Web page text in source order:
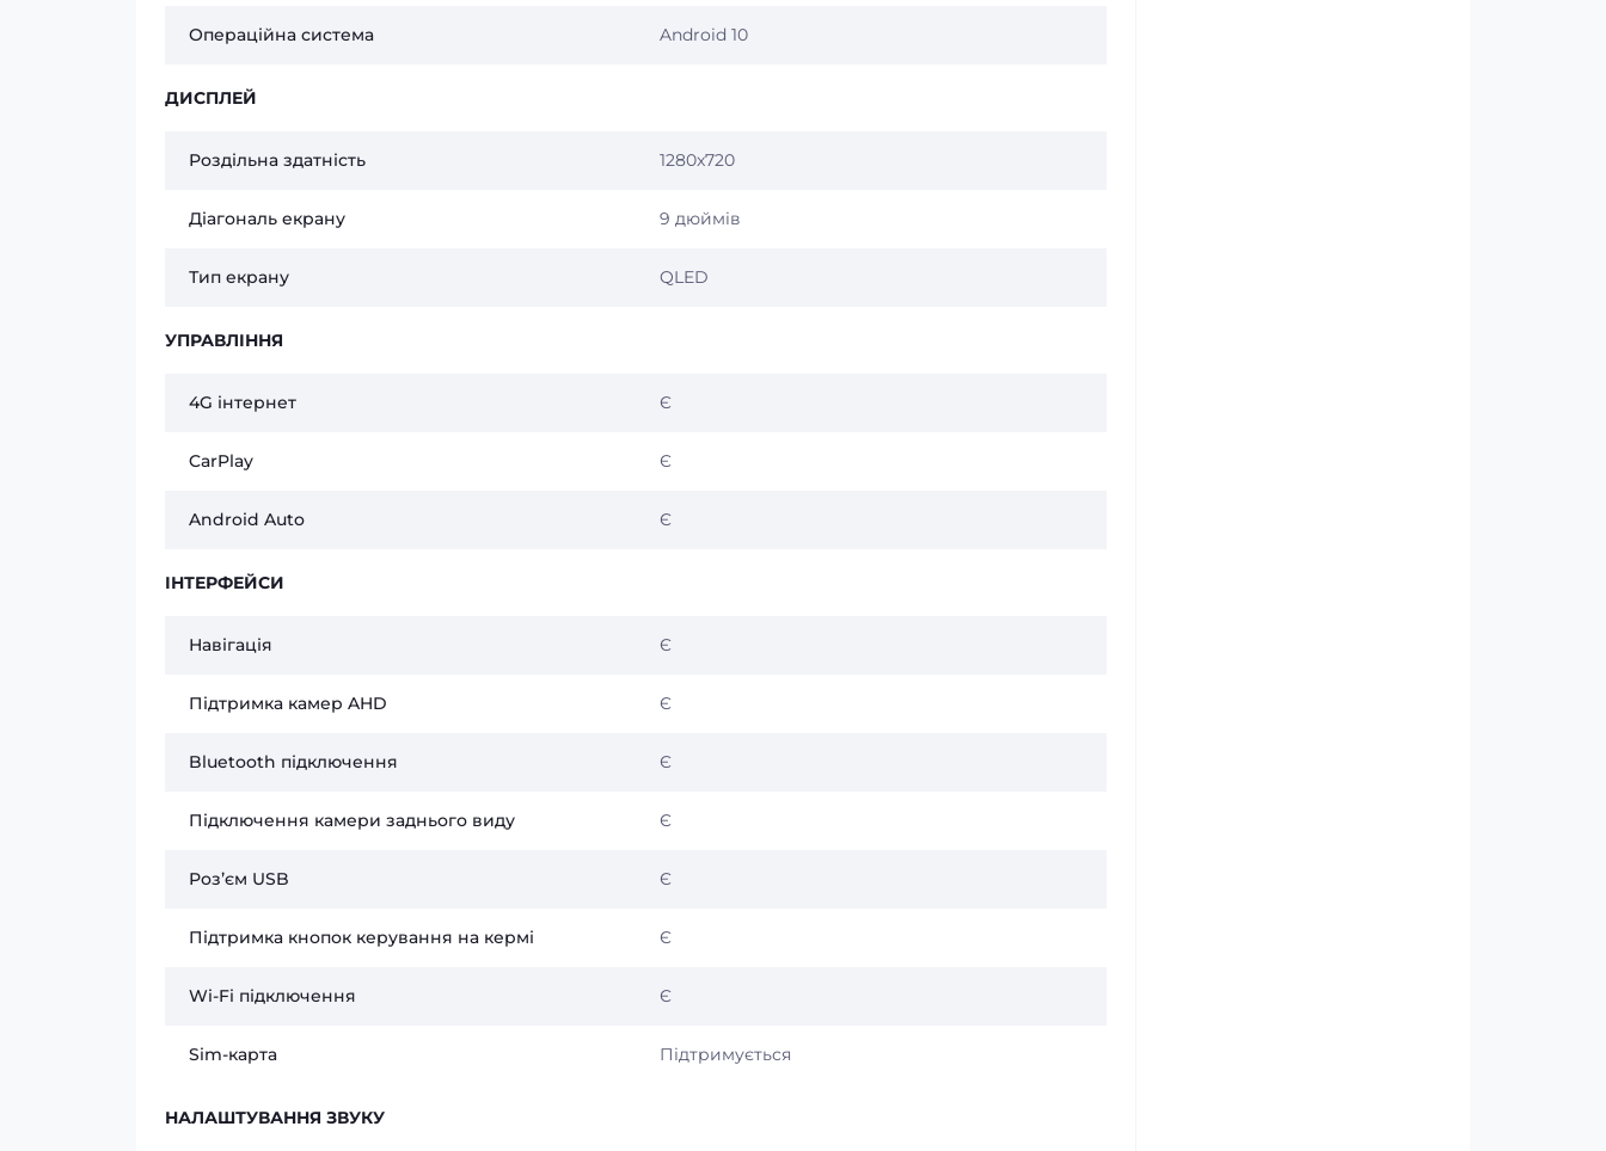
Операційна система Android 10
ДИСПЛЕЙ
Роздільна здатність 1280x720
Діагональ екрану 9 дюймів
Тип екрану QLED
УПРАВЛІННЯ
4G інтернет Є
CarPlay Є
Android Auto Є
ІНТЕРФЕЙСИ
Навігація Є
Підтримка камер AHD Є
Bluetooth підключення Є
Підключення камери заднього виду Є
Розʼєм USB Є
Підтримка кнопок керування на кермі Є
Wi-Fi підключення Є
Sim-карта Підтримується
НАЛАШТУВАННЯ ЗВУКУ